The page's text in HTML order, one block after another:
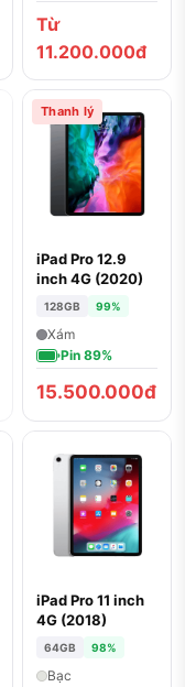
Từ
11.200.000đ
Thanh lý
iPad Pro 12.9
inch 4G (2020)
128GB 99%
Xám
Pin 89%
15.500.000đ
iPad Pro 11 inch
4G (2018)
64GB 98%
Bạc